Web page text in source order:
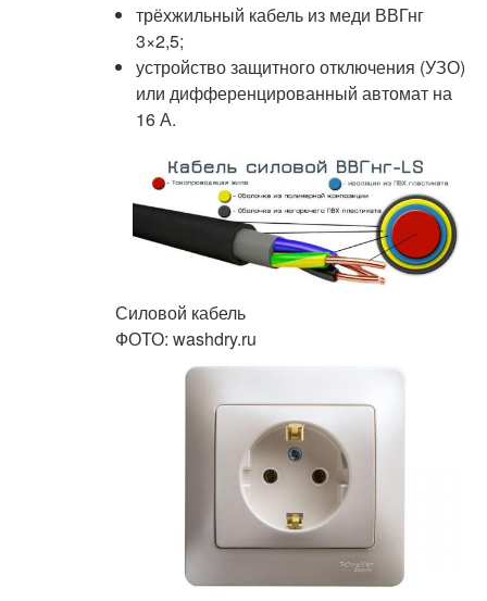
трёхжильный кабель из меди ВВГнг
3×2,5;
устройство защитного отключения (УЗО)
или дифференцированный автомат на
16 А.
Силовой кабель
ФОТО: washdry.ru